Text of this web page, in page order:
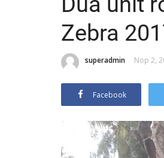
Zebra
superadmin Nop 2,
Facebook